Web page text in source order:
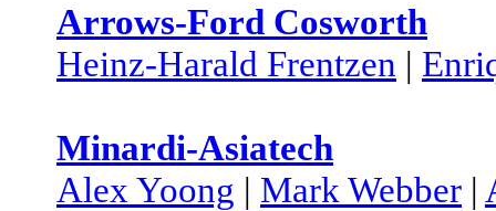
Arrows-Ford Cosworth
Heinz-Harald Frentzen |
Minardi-Asiatech
Alex Yoong | Mark Webber |